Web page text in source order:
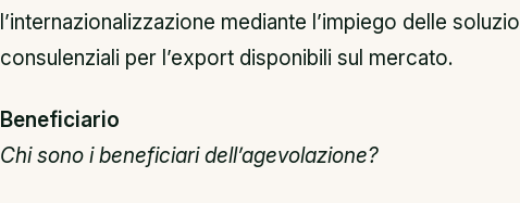
l’internazionalizzazione mediante l’impiego delle
consulenziali per l’export disponibili sul mercato.
Beneficiario
Chi sono i beneficiari dell’agevolazione?